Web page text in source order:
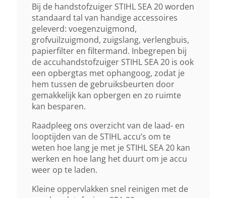
Bij de handstofzuiger STIHL SEA 20 worden
standaard tal van handige accessoires
geleverd: voegenzuigmond,
grofvuilzuigmond, zuigslang, verlengbuis,
papierfilter en filtermand. Inbegrepen bij
de accuhandstofzuiger STIHL SEA 20 is ook
een opbergtas met ophangoog, zodat je
hem tussen de gebruiksbeurten door
gemakkelijk kan opbergen en zo ruimte
kan besparen.
Raadpleeg ons overzicht van de laad- en
looptijden van de STIHL accu’s om te
weten hoe lang je met je STIHL SEA 20 kan
werken en hoe lang het duurt om je accu
weer op te laden.
Kleine oppervlakken snel reinigen met de
Waterdicht
N/A
Autonomie As 2 Accu
Tot 14 Min 1)
68 DB(A)
Lengte X Breedte X Hoogte
11,3 Cm X 46,5 Cm X 18,7 Cm